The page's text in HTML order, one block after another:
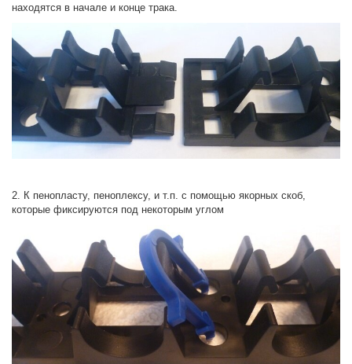
находятся в начале и конце трака.
2. К пенопласту, пеноплексу, и т.п. с помощью якорных скоб,
которые фиксируются под некоторым углом